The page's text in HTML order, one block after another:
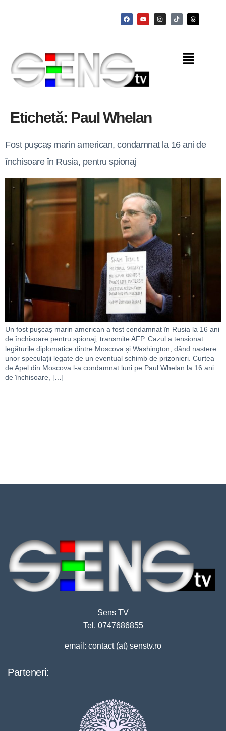
Etichetă: Paul Whelan
Fost pușcaș marin american, condamnat la 16 ani de
închisoare în Rusia, pentru spionaj
Un fost pușcaș marin american a fost condamnat în Rusia la 16 ani
de închisoare pentru spionaj, transmite AFP. Cazul a tensionat
legăturile diplomatice dintre Moscova și Washington, dând naștere
unor speculații legate de un eventual schimb de prizonieri. Curtea
de Apel din Moscova l-a condamnat luni pe Paul Whelan la 16 ani
de închisoare, […]
Sens TV
Tel. 0747686855
email: contact (at) senstv.ro
Parteneri: